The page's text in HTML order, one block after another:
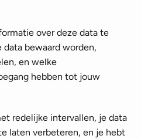
over deze data te
data bewaard worden,
en welke
hebben tot jouw
redelijke intervallen, je data
laten verbeteren, en je hebt